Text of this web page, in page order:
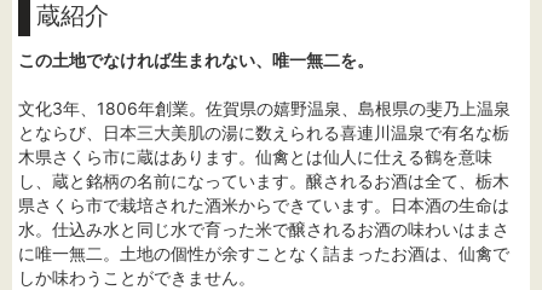
蔵紹介
この土地でなければ生まれない、唯一無二を。
文化3年、1806年創業。佐賀県の嬉野温泉、島根県の斐乃上温泉
とならび、日本三大美肌の湯に数えられる喜連川温泉で有名な栃
木県さくら市に蔵はあります。仙禽とは仙人に仕える鶴を意味
し、蔵と銘柄の名前になっています。醸されるお酒は全て、栃木
県さくら市で栽培された酒米からできています。日本酒の生命は
水。仕込み水と同じ水で育った米で醸されるお酒の味わいはまさ
に唯一無二。土地の個性が余すことなく詰まったお酒は、仙禽で
しか味わうことができません。